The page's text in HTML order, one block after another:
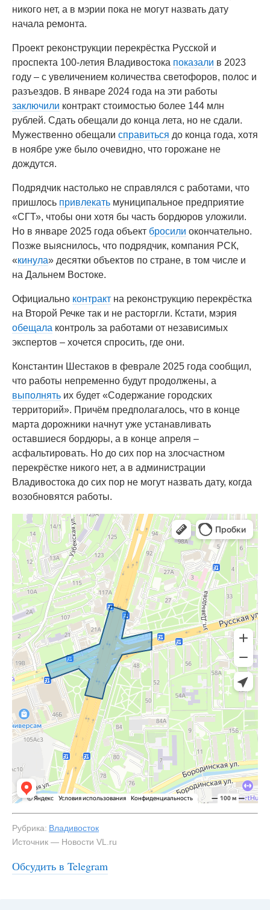
никого нет, а в мэрии пока не могут назвать дату
начала ремонта.
Проект реконструкции перекрёстка Русской и
проспекта 100-летия Владивостока показали в 2023
году – с увеличением количества светофоров, полос и
разъездов. В январе 2024 года на эти работы
заключили контракт стоимостью более 144 млн
рублей. Сдать обещали до конца лета, но не сдали.
Мужественно обещали справиться до конца года, хотя
в ноябре уже было очевидно, что горожане не
дождутся.
Подрядчик настолько не справлялся с работами, что
пришлось привлекать муниципальное предприятие
«СГТ», чтобы они хотя бы часть бордюров уложили.
Но в январе 2025 года объект бросили окончательно.
Позже выяснилось, что подрядчик, компания РСК,
«кинула» десятки объектов по стране, в том числе и
на Дальнем Востоке.
Официально контракт на реконструкцию перекрёстка
на Второй Речке так и не расторгли. Кстати, мэрия
обещала контроль за работами от независимых
экспертов – хочется спросить, где они.
Константин Шестаков в феврале 2025 года сообщил,
что работы непременно будут продолжены, а
выполнять их будет «Содержание городских
территорий». Причём предполагалось, что в конце
марта дорожники начнут уже устанавливать
оставшиеся бордюры, а в конце апреля –
асфальтировать. Но до сих пор на злосчастном
перекрёстке никого нет, а в администрации
Владивостока до сих пор не могут назвать дату, когда
возобновятся работы.
Рубрика: Владивосток
Источник — Новости VL.ru
Обсудить в Telegram